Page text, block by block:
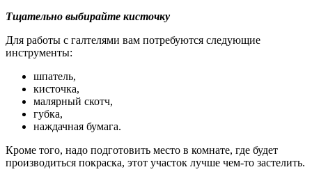
Тщательно выбирайте кисточку
Для работы с галтелями вам потребуются следующие
инструменты:
шпатель,
кисточка,
малярный скотч,
губка,
наждачная бумага.
Кроме того, надо подготовить место в комнате, где будет
производиться покраска, этот участок лучше чем-то застелить.